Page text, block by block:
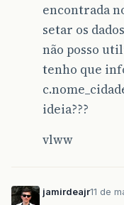
encontrada
setar os
não posso
tenho que
ideia???
vlww
jamirdeajr11 de